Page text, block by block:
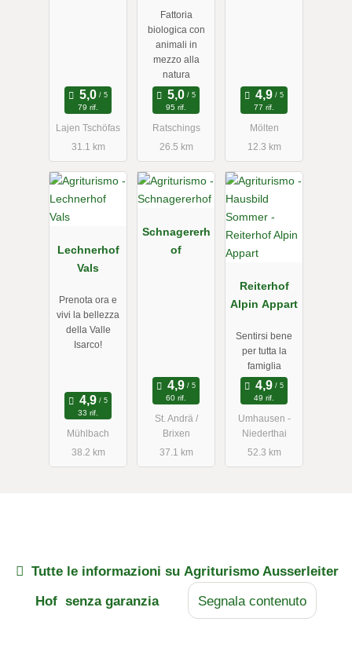
79 rif.
Lajen Tschöfas
31.1 km
Fattoria
biologica con
animali in
mezzo alla
natura
95 rif.
Ratschings
26.5 km
77 rif.
Mölten
12.3 km
Lechnerhof
Vals
Prenota ora e
vivi la bellezza
della Valle
Isarco!
33 rif.
Mühlbach
38.2 km
Schnagererh
of
60 rif.
St. Andrä /
Brixen
37.1 km
Reiterhof
Alpin Appart
Sentirsi bene
per tutta la
famiglia
49 rif.
Umhausen -
Niederthai
52.3 km
Tutte le informazioni suAgriturismo Ausserleiter
Hof senza garanzia Segnala contenuto